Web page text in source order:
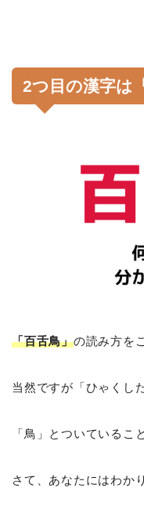
2つ目の漢字は
「百舌鳥」の読み方を
当然ですが「ひゃくし
「鳥」とついているこ
さて、あなたにはわか